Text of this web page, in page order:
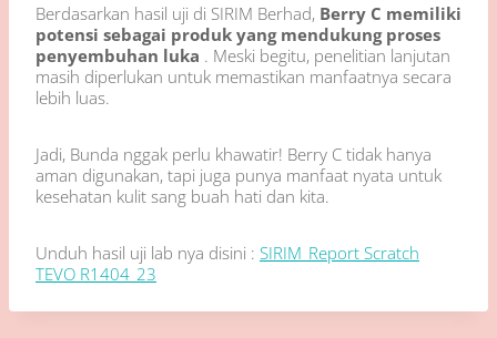
Berdasarkan hasil uji di SIRIM Berhad, Berry C memiliki
potensi sebagai produk yang mendukung proses
penyembuhan luka . Meski begitu, penelitian lanjutan
masih diperlukan untuk memastikan manfaatnya secara
lebih luas.
Jadi, Bunda nggak perlu khawatir! Berry C tidak hanya
aman digunakan, tapi juga punya manfaat nyata untuk
kesehatan kulit sang buah hati dan kita.
Unduh hasil uji lab nya disini : SIRIM_Report Scratch
TEVO R1404_23